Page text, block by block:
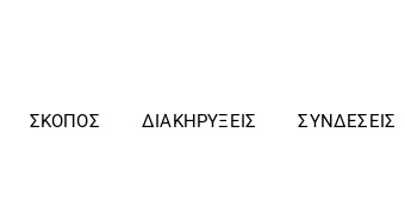
ΣΚΟΠΟΣ ΔΙΑΚΗΡΥΞΕΙΣ ΣΥΝΔΕΣΕΙΣ